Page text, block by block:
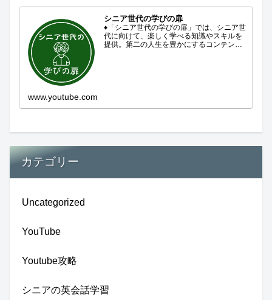
シニア世代の学びの扉
♦「シニア世代の学びの扉」では、シニア世
代に向けて、楽しく学べる知識やスキルを
提供。第二の人生を豊かにするコンテンツ
www.youtube.com
カテゴリー
Uncategorized
YouTube
Youtube攻略
シニアの英会話学習